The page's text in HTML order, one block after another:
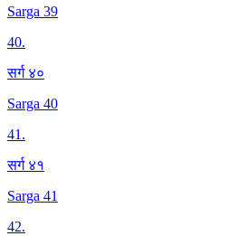
Sarga 39
40.
सर्ग ४०
Sarga 40
41.
सर्ग ४१
Sarga 41
42.